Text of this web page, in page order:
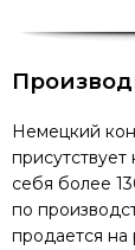
Немецкий
себя более
по
продается на